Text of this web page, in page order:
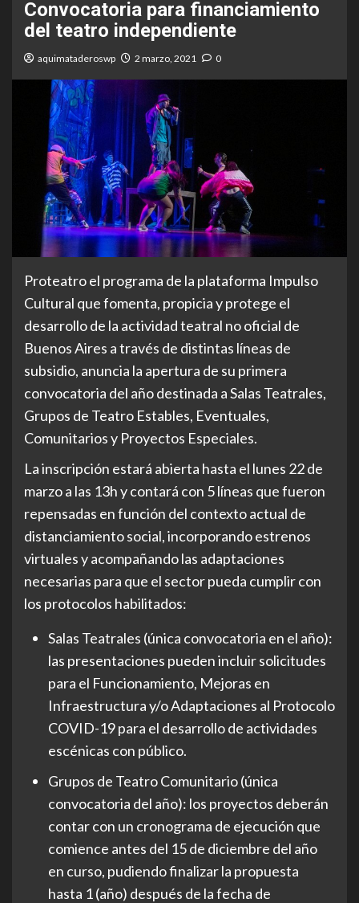
Convocatoria para financiamiento
del teatro independiente
aquimataderoswp 2 marzo, 2021 0
Proteatro el programa de la plataforma Impulso
Cultural que fomenta, propicia y protege el
desarrollo de la actividad teatral no oficial de
Buenos Aires a través de distintas líneas de
subsidio, anuncia la apertura de su primera
convocatoria del año destinada a Salas Teatrales,
Grupos de Teatro Estables, Eventuales,
Comunitarios y Proyectos Especiales.
La inscripción estará abierta hasta el lunes 22 de
marzo a las 13h y contará con 5 líneas que fueron
repensadas en función del contexto actual de
distanciamiento social, incorporando estrenos
virtuales y acompañando las adaptaciones
necesarias para que el sector pueda cumplir con
los protocolos habilitados:
Salas Teatrales (única convocatoria en el año):
las presentaciones pueden incluir solicitudes
para el Funcionamiento, Mejoras en
Infraestructura y/o Adaptaciones al Protocolo
COVID-19 para el desarrollo de actividades
escénicas con público.
Grupos de Teatro Comunitario (única
convocatoria del año): los proyectos deberán
contar con un cronograma de ejecución que
comience antes del 15 de diciembre del año
en curso, pudiendo finalizar la propuesta
hasta 1 (año) después de la fecha de